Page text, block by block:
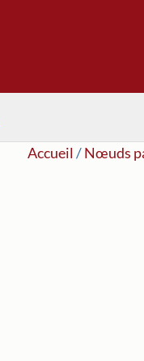
Accueil /Nœuds